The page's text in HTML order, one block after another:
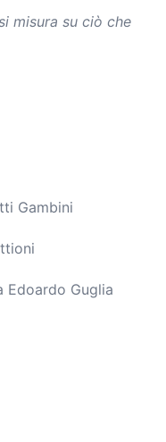
misura su ciò che
Gambini
Edoardo Guglia